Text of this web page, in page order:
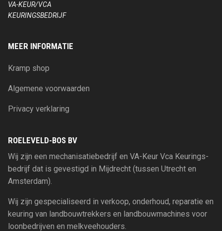
VA-KEUR/VCA
KEURINGSBEDRIJF
MEER INFORMATIE
Kramp shop
Algemene voorwaarden
Privacy verklaring
ROELEVELD-BOS BV
Wij zijn een mechanisatiebedrijf en VA-Keur Vca Keurings-
bedrijf dat is gevestigd in Mijdrecht (tussen Utrecht en
Amsterdam).
Wij zijn gespecialiseerd in verkoop, onderhoud, reparatie en
keuring van landbouwtrekkers en landbouwmachines voor
loonbedrijven en melkveehouders.